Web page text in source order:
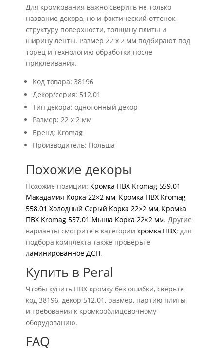
Для кромкования важно сверить не только
название декора, но и фактический оттенок,
структуру поверхности, толщину плиты и
ширину ленты. Размер 22 x 2 мм подбирают под
торец и технологию обработки после
приклеивания.
Код товара: 38196
Декор/серия: 512.01
Тип декора: однотонный декор
Размер: 22 x 2 мм
Бренд: Kromag
Производитель: Польша
Похожие декоры
Похожие позиции: Кромка ПВХ Kromag 559.01
Макадамия Корка 22×2 мм, Кромка ПВХ Kromag
558.01 Холодный Серый Корка 22×2 мм, Кромка
ПВХ Kromag 557.01 Мыша Корка 22×2 мм. Другие
варианты смотрите в категории кромка ПВХ; для
подбора комплекта также проверьте
ламинированное ДСП.
Купить в Peral
Чтобы купить ПВХ-кромку без ошибки, сверьте
код 38196, декор 512.01, размер, партию плиты
и требования к кромкооблицовочному
оборудованию.
FAQ